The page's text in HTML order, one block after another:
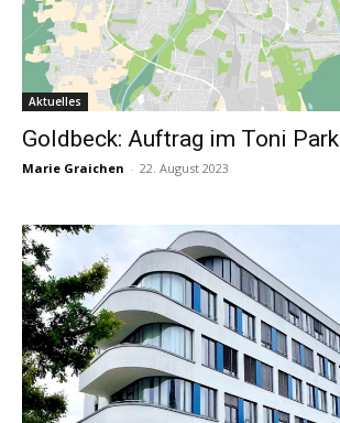
Aktuelles
Goldbeck: Auftrag im Toni Park
Marie Graichen - 22. August 2023